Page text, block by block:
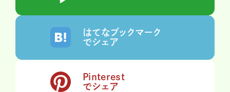
はてなブックマーク
でシェア
Pinterest
でシェア